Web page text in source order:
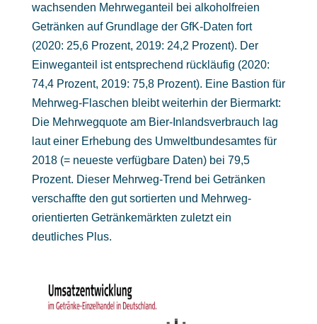
wachsenden Mehrweganteil bei alkoholfreien
Getränken auf Grundlage der GfK-Daten fort
(2020: 25,6 Prozent, 2019: 24,2 Prozent). Der
Einweganteil ist entsprechend rückläufig (2020:
74,4 Prozent, 2019: 75,8 Prozent). Eine Bastion für
Mehrweg-Flaschen bleibt weiterhin der Biermarkt:
Die Mehrwegquote am Bier-Inlandsverbrauch lag
laut einer Erhebung des Umweltbundesamtes für
2018 (= neueste verfügbare Daten) bei 79,5
Prozent. Dieser Mehrweg-Trend bei Getränken
verschaffte den gut sortierten und Mehrweg-
orientierten Getränkemärkten zuletzt ein
deutliches Plus.